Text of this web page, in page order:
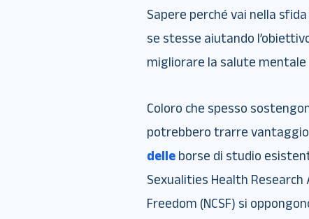
Sapere perché vai nella
se stesse aiutando
migliorare la salute
Coloro che spesso
potrebbero trarre
delle borse di studio
Sexualities Health Research
Freedom (NCSF) si